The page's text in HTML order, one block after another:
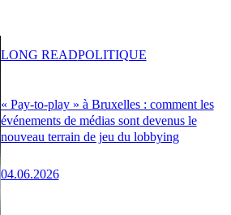
« Pay-to-play » à Bruxelles : comment les
événements de médias sont devenus le
nouveau terrain de jeu du lobbying
04.06.2026
LONG READPOLITIQUE